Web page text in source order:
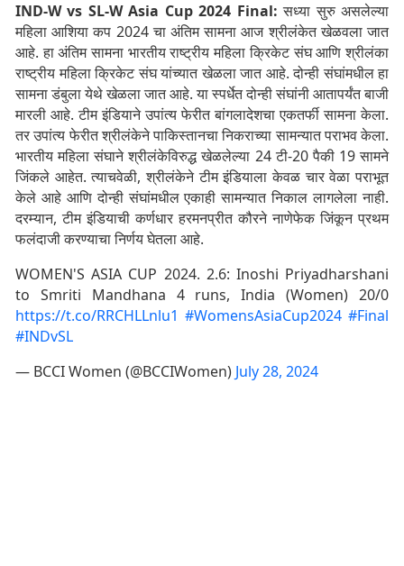
IND-W vs SL-W Asia Cup 2024 Final: सध्या सुरु असलेल्या
महिला आशिया कप 2024 चा अंतिम सामना आज श्रीलंकेत खेळवला जात
आहे. हा अंतिम सामना भारतीय राष्ट्रीय महिला क्रिकेट संघ आणि श्रीलंका
राष्ट्रीय महिला क्रिकेट संघ यांच्यात खेळला जात आहे. दोन्ही संघांमधील हा
सामना डंबुला येथे खेळला जात आहे. या स्पर्धेत दोन्ही संघांनी आतापर्यंत बाजी
मारली आहे. टीम इंडियाने उपांत्य फेरीत बांगलादेशचा एकतर्फी सामना केला.
तर उपांत्य फेरीत श्रीलंकेने पाकिस्तानचा निकराच्या सामन्यात पराभव केला.
भारतीय महिला संघाने श्रीलंकेविरुद्ध खेळलेल्या 24 टी-20 पैकी 19 सामने
जिंकले आहेत. त्याचवेळी, श्रीलंकेने टीम इंडियाला केवळ चार वेळा पराभूत
केले आहे आणि दोन्ही संघांमधील एकाही सामन्यात निकाल लागलेला नाही.
दरम्यान, टीम इंडियाची कर्णधार हरमनप्रीत कौरने नाणेफेक जिंकून प्रथम
फलंदाजी करण्याचा निर्णय घेतला आहे.
WOMEN'S ASIA CUP 2024. 2.6: Inoshi Priyadharshani
to Smriti Mandhana 4 runs, India (Women) 20/0
https://t.co/RRCHLLnlu1 #WomensAsiaCup2024 #Final
#INDvSL
— BCCI Women (@BCCIWomen) July 28, 2024